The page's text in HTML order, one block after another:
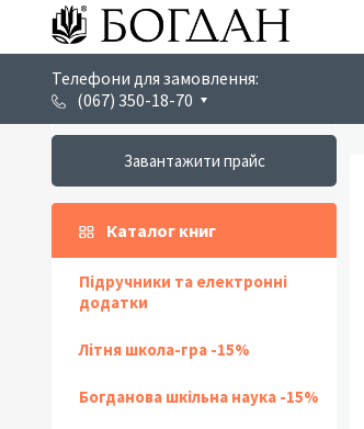
Телефони для замовлення:
(067) 350-18-70
Завантажити прайс
Каталог книг
Підручники та електронні
додатки
Літня школа-гра -15%
Богданова шкільна наука -15%